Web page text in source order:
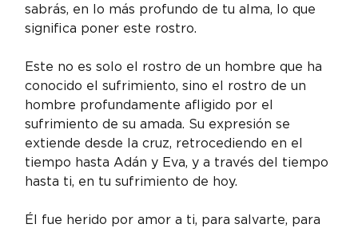
sabrás, en lo más profundo de tu alma, lo que
significa poner este rostro.
Este no es solo el rostro de un hombre que ha
conocido el sufrimiento, sino el rostro de un
hombre profundamente afligido por el
sufrimiento de su amada. Su expresión se
extiende desde la cruz, retrocediendo en el
tiempo hasta Adán y Eva, y a través del tiempo
hasta ti, en tu sufrimiento de hoy.
Él fue herido por amor a ti, para salvarte, para